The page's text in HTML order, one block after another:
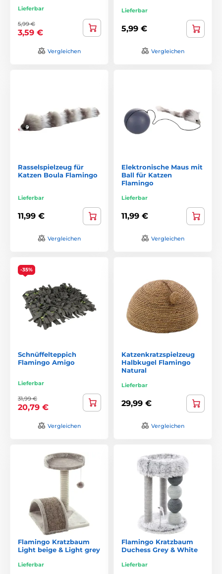
Lieferbar
5,99 €
3,59 €
Vergleichen
Lieferbar
5,99 €
Vergleichen
Rasselspielzeug für
Katzen Boula Flamingo
Lieferbar
11,99 €
Vergleichen
Elektronische Maus mit
Ball für Katzen
Flamingo
Lieferbar
11,99 €
Vergleichen
-35%
Schnüffelteppich
Flamingo Amigo
Lieferbar
31,99 €
20,79 €
Vergleichen
Katzenkratzspielzeug
Halbkugel Flamingo
Natural
Lieferbar
29,99 €
Vergleichen
Flamingo Kratzbaum
Light beige & Light grey
Lieferbar
Flamingo Kratzbaum
Duchess Grey & White
Lieferbar